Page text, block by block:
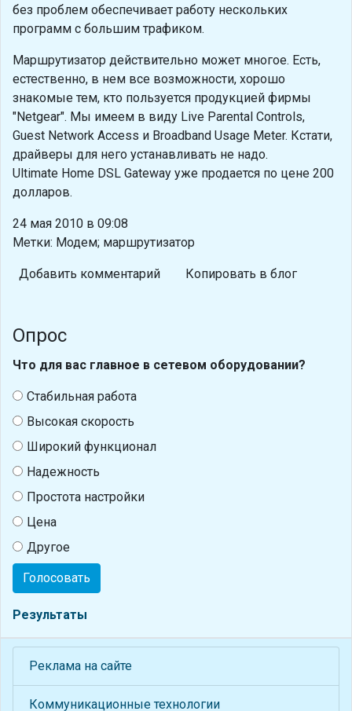
без проблем обеспечивает работу нескольких
программ с большим трафиком.
Маршрутизатор действительно может многое. Есть,
естественно, в нем все возможности, хорошо
знакомые тем, кто пользуется продукцией фирмы
"Netgear". Мы имеем в виду Live Parental Controls,
Guest Network Access и Broadband Usage Meter. Кстати,
драйверы для него устанавливать не надо.
Ultimate Home DSL Gateway уже продается по цене 200
долларов.
24 мая 2010 в 09:08
Метки: Модем; маршрутизатор
Добавить комментарий Копировать в блог
Опрос
Что для вас главное в сетевом оборудовании?
Стабильная работа
Высокая скорость
Широкий функционал
Надежность
Простота настройки
Цена
Другое
Голосовать
Результаты
Реклама на сайте
Коммуникационные технологии